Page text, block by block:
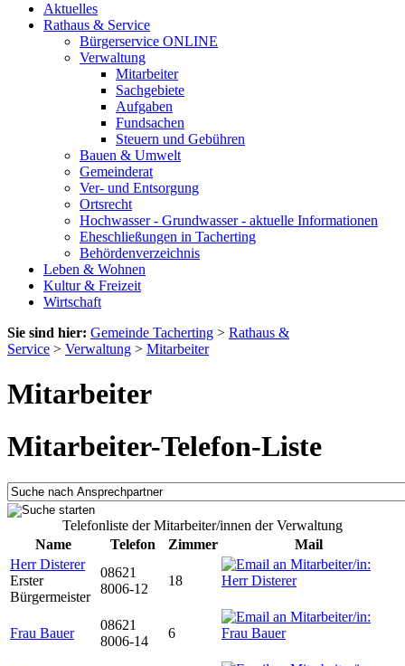
Aktuelles
Rathaus & Service
Bürgerservice ONLINE
Verwaltung
Mitarbeiter
Sachgebiete
Aufgaben
Fundsachen
Steuern und Gebühren
Bauen & Umwelt
Gemeinderat
Ver- und Entsorgung
Ortsrecht
Hochwasser - Grundwasser - aktuelle Informationen
Eheschließungen in Tacherting
Behördenverzeichnis
Leben & Wohnen
Kultur & Freizeit
Wirtschaft
Sie sind hier: Gemeinde Tacherting > Rathaus &
Service > Verwaltung > Mitarbeiter
Mitarbeiter
Mitarbeiter-Telefon-Liste
Telefonliste der Mitarbeiter/innen der Verwaltung
Name
Telefon Zimmer
Mail
Herr Disterer
Erster
Bürgermeister
08621
8006-12
18
Frau Bauer
08621
8006-14
6